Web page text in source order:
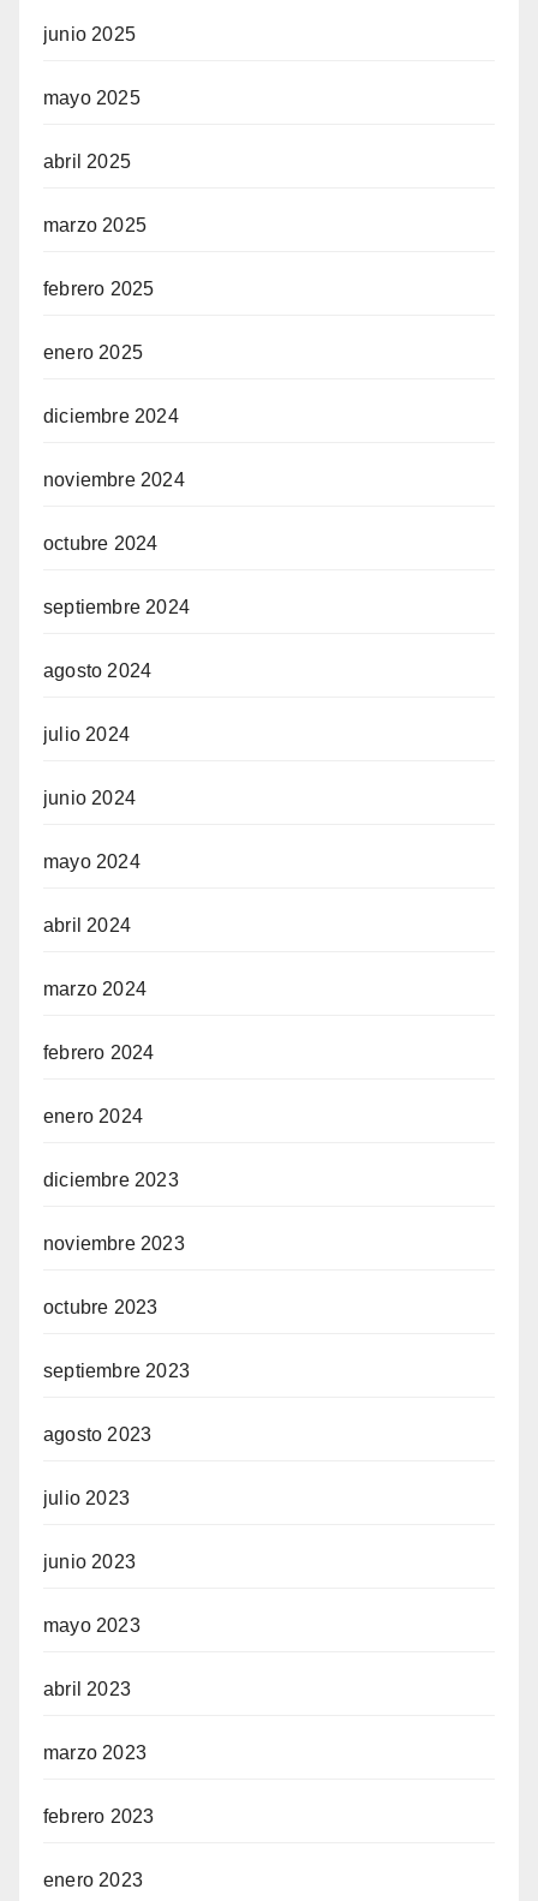
junio 2025
mayo 2025
abril 2025
marzo 2025
febrero 2025
enero 2025
diciembre 2024
noviembre 2024
octubre 2024
septiembre 2024
agosto 2024
julio 2024
junio 2024
mayo 2024
abril 2024
marzo 2024
febrero 2024
enero 2024
diciembre 2023
noviembre 2023
octubre 2023
septiembre 2023
agosto 2023
julio 2023
junio 2023
mayo 2023
abril 2023
marzo 2023
febrero 2023
enero 2023